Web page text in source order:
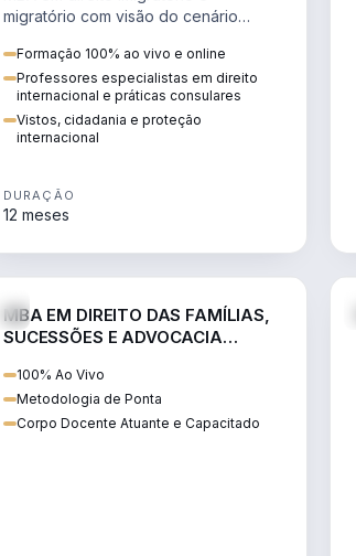
migratório com visão do cenário
regularização e consultoria
transnacional.
Formação 100% ao vivo e online
Professores especialistas em direito
internacional e práticas consulares
Vistos, cidadania e proteção
internacional
DURAÇÃO
12 meses
MBA EM DIREITO DAS FAMÍLIAS,
SUCESSÕES E ADVOCACIA
100% Ao Vivo
Metodologia de Ponta
Corpo Docente Atuante e Capacitado